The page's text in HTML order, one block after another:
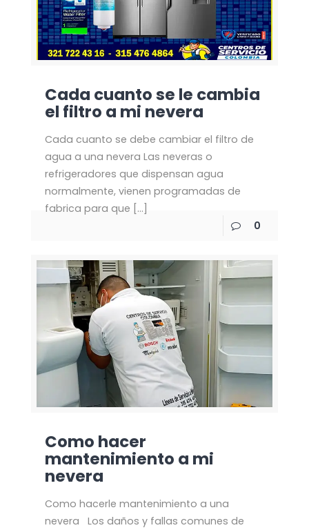
Cada cuanto se le cambia
el filtro a mi nevera
Cada cuanto se debe cambiar el filtro de
agua a una nevera Las neveras o
refrigeradores que dispensan agua
normalmente, vienen programadas de
fabrica para que […]
0
Como hacer
mantenimiento a mi
nevera
Como hacerle mantenimiento a una
nevera Los daños y fallas comunes de